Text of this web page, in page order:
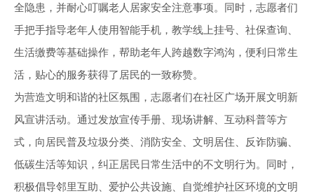
全隐患，并耐心叮嘱老人居家安全注意事项。同时，志愿者们
手把手指导老年人使用智能手机，教学线上挂号、社保查询、
生活缴费等基础操作，帮助老年人跨越数字鸿沟，便利日常生
活，贴心的服务获得了居民的一致称赞。
为营造文明和谐的社区氛围，志愿者们在社区广场开展文明新
风宣讲活动。通过发放宣传手册、现场讲解、互动科普等方
式，向居民普及垃圾分类、消防安全、文明居住、反诈防骗、
低碳生活等知识，纠正居民日常生活中的不文明行为。同时，
积极倡导邻里互助、爱护公共设施、自觉维护社区环境的文明